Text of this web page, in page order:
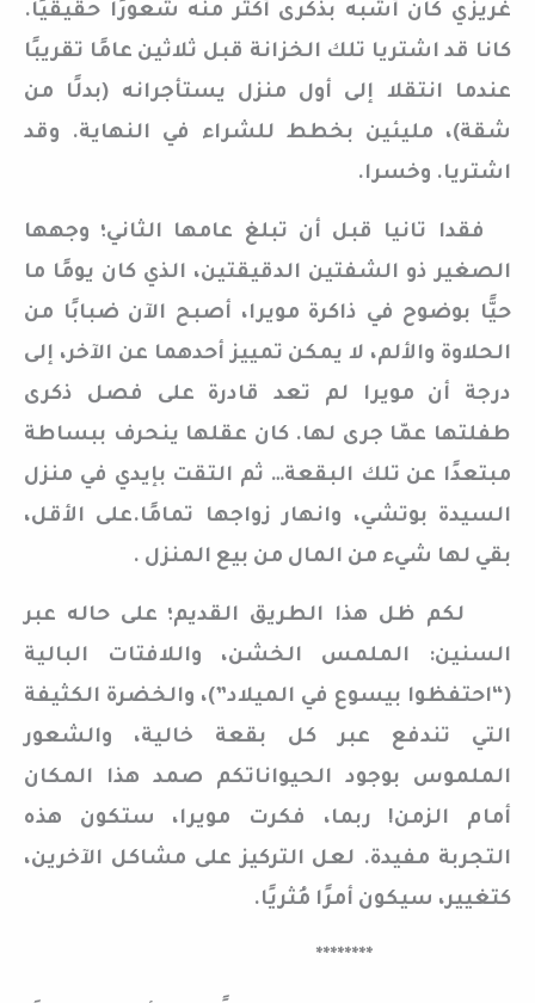
غريزي كان أشبه بذكرى أكثر منه شعورًا حقيقيًا.
كانا قد اشتريا تلك الخزانة قبل ثلاثين عامًا تقريبًا
عندما انتقلا إلى أول منزل يستأجرانه (بدلًا من
شقة)، مليئين بخطط للشراء في النهاية. وقد
اشتريا. وخسرا.
فقدا تانيا قبل أن تبلغ عامها الثاني؛ وجهها
الصغير ذو الشفتين الدقيقتين، الذي كان يومًا ما
حيًّا بوضوح في ذاكرة مويرا، أصبح الآن ضبابًا من
الحلاوة والألم، لا يمكن تمييز أحدهما عن الآخر، إلى
درجة أن مويرا لم تعد قادرة على فصل ذكرى
طفلتها عمّا جرى لها. كان عقلها ينحرف ببساطة
مبتعدًا عن تلك البقعة… ثم التقت بإيدي في منزل
السيدة بوتشي، وانهار زواجها تمامًا.على الأقل،
بقي لها شيء من المال من بيع المنزل .
لكم ظل هذا الطريق القديم؛ على حاله عبر
السنين: الملمس الخشن، واللافتات البالية
(“احتفظوا بيسوع في الميلاد”)، والخضرة الكثيفة
التي تندفع عبر كل بقعة خالية، والشعور
الملموس بوجود الحيواناتكم صمد هذا المكان
أمام الزمن! ربما، فكرت مويرا، ستكون هذه
التجربة مفيدة. لعل التركيز على مشاكل الآخرين،
كتغيير، سيكون أمرًا مُثريًا.
********